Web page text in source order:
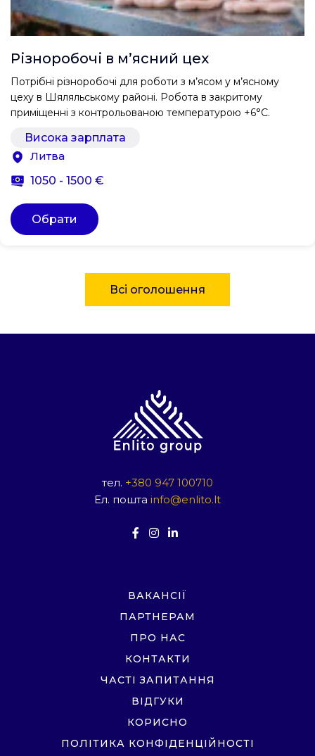
Різноробочі в м’ясний цех
Потрібні різноробочі для роботи з м’ясом у м’ясному
цеху в Шяляльському районі. Робота в закритому
приміщенні з контрольованою температурою +6°C.
Висока зарплата
Литва
1050 - 1500 €
Обрати
Всі оголошення
тел. +380 947 100710
Ел. пошта info@enlito.lt
ВАКАНСІЇ
ПАРТНЕРАМ
ПРО НАС
КОНТАКТИ
ЧАСТІ ЗАПИТАННЯ
ВІДГУКИ
КОРИСНО
ПОЛІТИКА КОНФІДЕНЦІЙНОСТІ